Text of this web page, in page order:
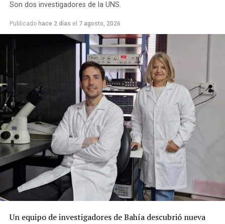
Son dos investigadores de la UNS.
Publicado hace 2 días el 7 agosto, 2026
Un equipo de investigadores de Bahía descubrió nueva